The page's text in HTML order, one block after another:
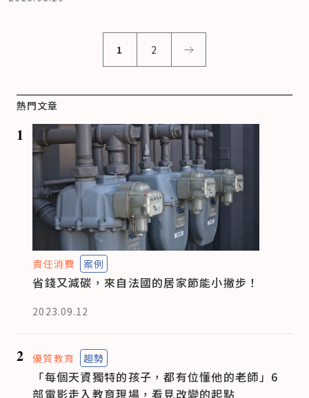
1 2
熱門文章
1
責任消費 案例
省錢又減碳，來自法國的居家節能小撇步！
2023.09.12
2 優質教育 趨勢
「每個天資獨特的孩子，都有位懂他的老師」6
部電影走入教育現場，看見改變的起點